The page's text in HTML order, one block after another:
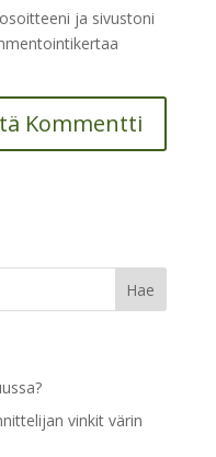
ja sivustoni
vinkit värin